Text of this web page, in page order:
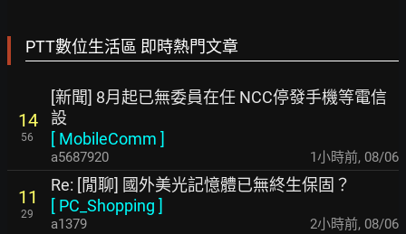
PTT數位生活區 即時熱門文章
14
56
[新聞] 8月起已無委員在任 NCC停發手機等電信
設
[ MobileComm ]
a5687920 1小時前, 08/06
11
29
Re: [閒聊] 國外美光記憶體已無終生保固？
[ PC_Shopping ]
a1379 2小時前, 08/06